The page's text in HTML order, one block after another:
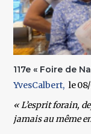
117e « Foire de
YvesCalbert
« L’esprit forain,
jamais au même